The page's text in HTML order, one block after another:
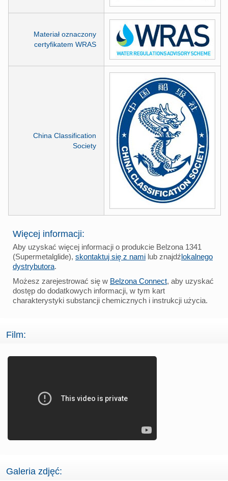
Materiał oznaczony
certyfikatem WRAS
China Classification
Society
Więcej informacji:
Aby uzyskać więcej informacji o produkcie Belzona 1341
(Supermetalglide), skontaktuj się z nami lub znajdźlokalnego
dystrybutora.
Możesz zarejestrować się w Belzona Connect, aby uzyskać
dostęp do dodatkowych informacji, w tym kart
charakterystyki substancji chemicznych i instrukcji użycia.
Film:
Galeria zdjęć: